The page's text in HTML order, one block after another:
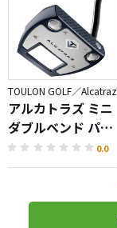
TOULON GOLF／Alcatraz
アルカトラズ ミニ
ダブルベンド パタ
ー
0.0